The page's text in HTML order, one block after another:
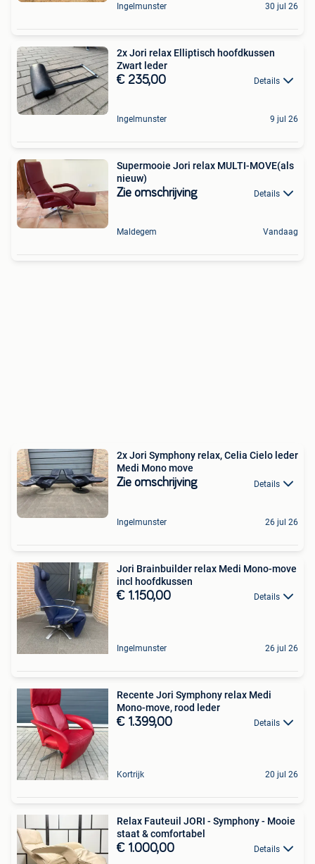
Ingelmunster 30 jul 26
2x Jori relax Elliptisch hoofdkussen
Zwart leder
€ 235,00 Details
Ingelmunster 9 jul 26
Supermooie Jori relax MULTI-MOVE(als
nieuw)
Zie omschrijving Details
Maldegem Vandaag
2x Jori Symphony relax, Celia Cielo leder
Medi Mono move
Zie omschrijving Details
Ingelmunster 26 jul 26
Jori Brainbuilder relax Medi Mono-move
incl hoofdkussen
€ 1.150,00 Details
Ingelmunster 26 jul 26
Recente Jori Symphony relax Medi
Mono-move, rood leder
€ 1.399,00 Details
Kortrijk 20 jul 26
Relax Fauteuil JORI - Symphony - Mooie
staat & comfortabel
€ 1.000,00 Details